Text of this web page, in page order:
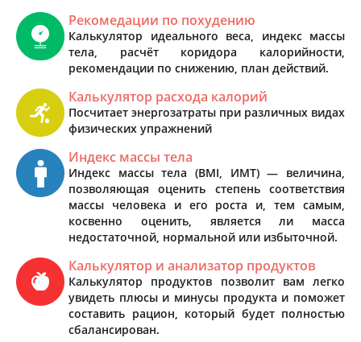
Рекомедации по похудению
Калькулятор идеального веса, индекс массы
тела, расчёт коридора калорийности,
рекомендации по снижению, план действий.
Калькулятор расхода калорий
Посчитает энергозатраты при различных видах
физических упражнений
Индекс массы тела
Индекс массы тела (BMI, ИМТ) — величина,
позволяющая оценить степень соответствия
массы человека и его роста и, тем самым,
косвенно оценить, является ли масса
недостаточной, нормальной или избыточной.
Калькулятор и анализатор продуктов
Калькулятор продуктов позволит вам легко
увидеть плюсы и минусы продукта и поможет
составить рацион, который будет полностью
сбалансирован.